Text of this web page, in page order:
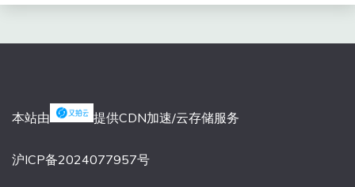
本站由 提供CDN加速/云存储服务
沪ICP备2024077957号